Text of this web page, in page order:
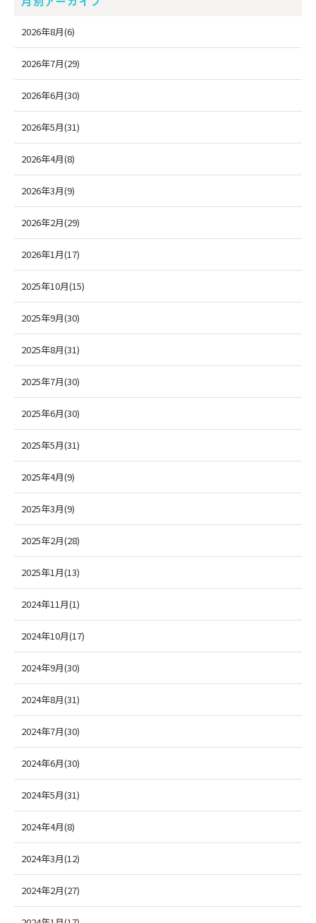
2026年8月(6)
2026年7月(29)
2026年6月(30)
2026年5月(31)
2026年4月(8)
2026年3月(9)
2026年2月(29)
2026年1月(17)
2025年10月(15)
2025年9月(30)
2025年8月(31)
2025年7月(30)
2025年6月(30)
2025年5月(31)
2025年4月(9)
2025年3月(9)
2025年2月(28)
2025年1月(13)
2024年11月(1)
2024年10月(17)
2024年9月(30)
2024年8月(31)
2024年7月(30)
2024年6月(30)
2024年5月(31)
2024年4月(8)
2024年3月(12)
2024年2月(27)